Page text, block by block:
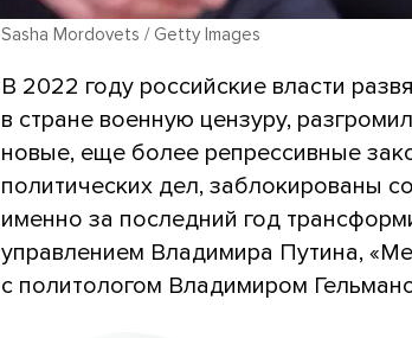
Sasha Mordovets / Getty Images
В 2022 году российские власти
в стране военную цензуру,
новые, еще более репрессивные
политических дел, заблокированы
именно за последний год
управлением Владимира Путина,
с политологом Владимиром